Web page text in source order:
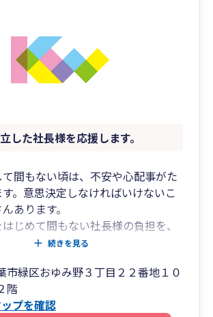
した社長様を応援します。
間もない頃は、不安や心配事がた
。意思決定しなければいけないこ
あります。
じめて間もない社長様の負担を、
したいと考えています。
て頂くプランを用意しておりま
軽にご連絡いただければと思いま
続きを見る
市緑区おゆみ野３丁目２２番地１０
階
プを確認